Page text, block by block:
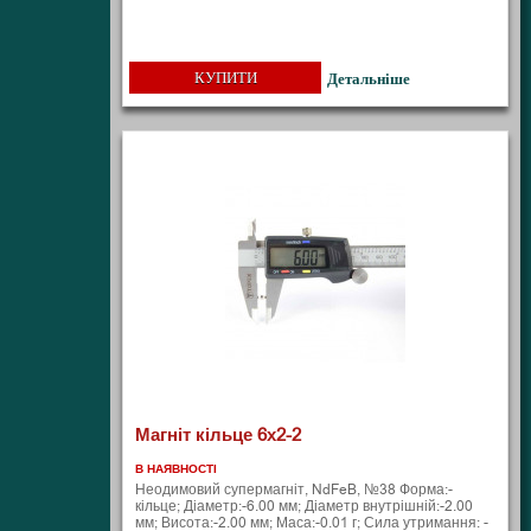
КУПИТИ Детальніше
Магніт кільце 6х2-2
В НАЯВНОСТІ
Неодимовий супермагніт, NdFeB, №38 Форма:-
кільце; Діаметр:-6.00 мм; Діаметр внутрішній:-2.00
мм; Висота:-2.00 мм; Маса:-0.01 г; Сила утримання: -